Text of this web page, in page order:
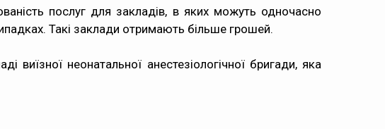
послуг для закладів, в яких можуть одночасно
Такі заклади отримають більше грошей.
виїзної неонатальної анестезіологічної бригади, яка